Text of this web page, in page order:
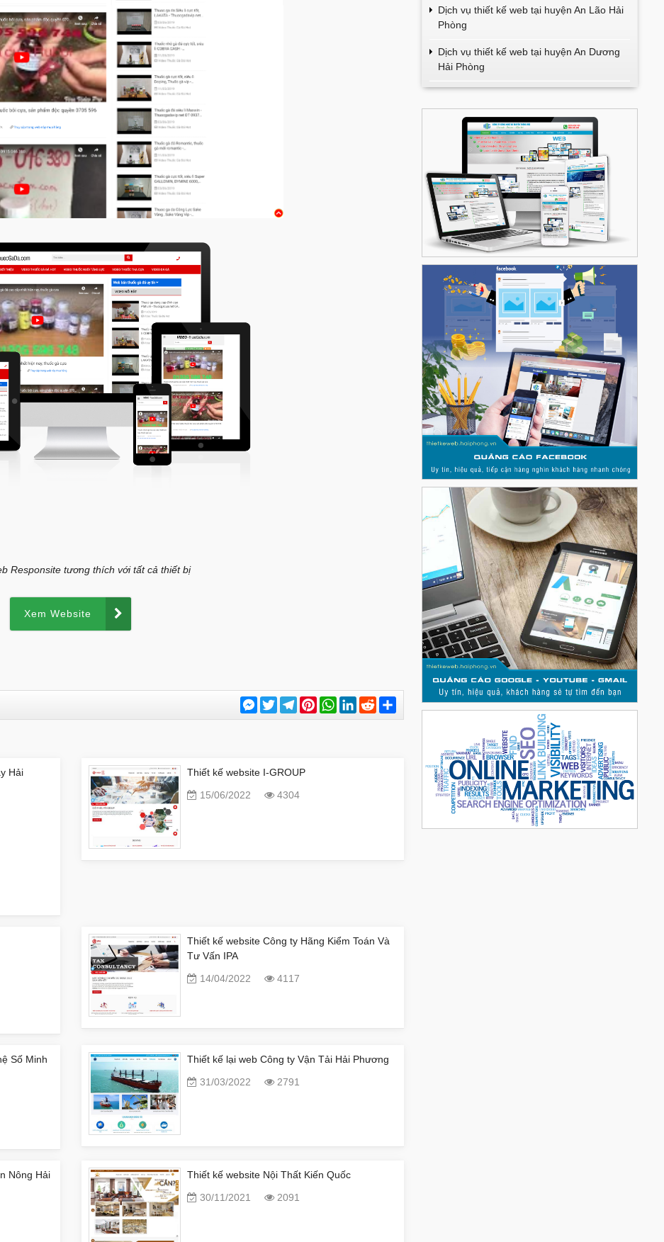
Responsite tương thích với tất cả thiết bị
Xem Website
Messenger
TwitterTelegramPinterestWhatsApp
LinkedInReddit
sẻ
Hải
Thiết kế website I-GROUP
15/06/2022
4304
Thiết kế website Công ty Hãng Kiểm Toán Và
Tư Vấn IPA
14/04/2022
4117
Số Minh
Thiết kế lại web Công ty Vận Tải Hải Phương
31/03/2022
2791
Nông Hải
Thiết kế website Nội Thất Kiến Quốc
30/11/2021
2091
Dịch vụ thiết kế web tại huyện An Lão Hải
Phòng
Dịch vụ thiết kế web tại huyện An Dương
Hải Phòng